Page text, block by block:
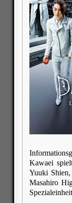
Kawaei
Yuuki
Masahiro